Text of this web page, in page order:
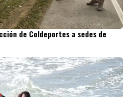
de Coldeportes a sedes de